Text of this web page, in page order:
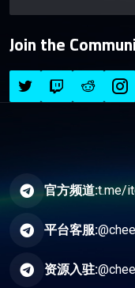
Join the
官方频道:t.me/
平台客服:
资源入驻: